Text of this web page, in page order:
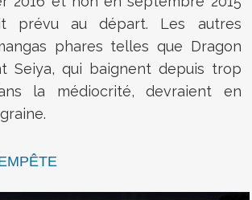
prévu au départ. Les autres
phares telles que Dragon
Seiya, qui baignent depuis trop
la médiocrité, devraient en